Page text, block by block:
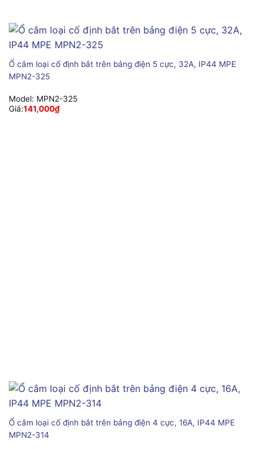
Ổ cắm loại cố định bắt trên bảng điện 5 cực, 32A, IP44 MPE
MPN2-325
Model: MPN2-325
Giá:141,000₫
Ổ cắm loại cố định bắt trên bảng điện 4 cực, 16A, IP44 MPE
MPN2-314